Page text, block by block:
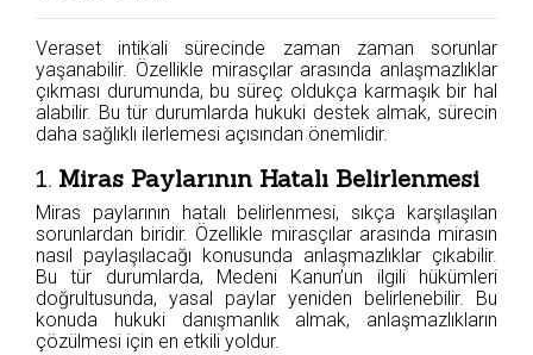
Veraset intikali sürecinde zaman zaman sorunlar
yaşanabilir. Özellikle mirasçılar arasında anlaşmazlıklar
çıkması durumunda, bu süreç oldukça karmaşık bir hal
alabilir. Bu tür durumlarda hukuki destek almak, sürecin
daha sağlıklı ilerlemesi açısından önemlidir.
1. Miras Paylarının Hatalı Belirlenmesi
Miras paylarının hatalı belirlenmesi, sıkça karşılaşılan
sorunlardan biridir. Özellikle mirasçılar arasında mirasın
nasıl paylaşılacağı konusunda anlaşmazlıklar çıkabilir.
Bu tür durumlarda, Medeni Kanun’un ilgili hükümleri
doğrultusunda, yasal paylar yeniden belirlenebilir. Bu
konuda hukuki danışmanlık almak, anlaşmazlıkların
çözülmesi için en etkili yoldur.